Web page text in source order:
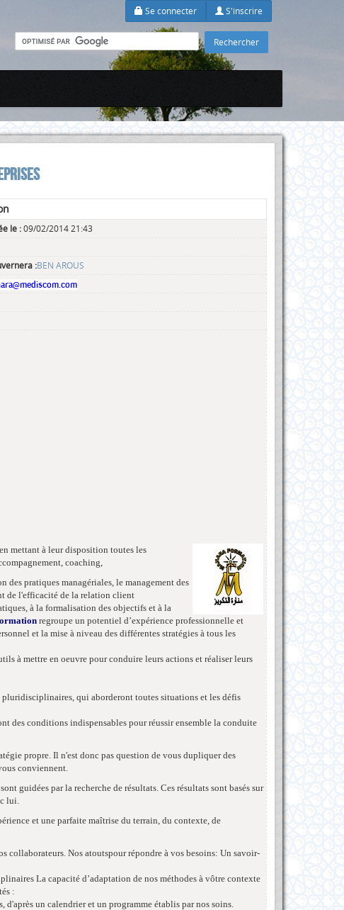
Se connecter S'inscrire
le :09/02/2014 21:43
:BEN AROUS
mettant à leur disposition toutes les
coaching,
pratiques managériales, le management des
de l'efficacité de la relation client
à la formalisation des objectifs et à la
regroupe un potentiel d’expérience professionnelle et
et la mise à niveau des différentes stratégies à tous les
à mettre en oeuvre pour conduire leurs actions et réaliser leurs
qui aborderont toutes situations et les défis
des conditions indispensables pour réussir ensemble la conduite
propre. Il n'est donc pas question de vous dupliquer des
conviennent.
guidées par la recherche de résultats. Ces résultats sont basés sur
lui.
et une parfaite maîtrise du terrain, du contexte, de
collaborateurs. Nos atoutspour répondre à vos besoins: Un savoir-
La capacité d’adaptation de nos méthodes à vôtre contexte
:
un calendrier et un programme établis par nos soins.